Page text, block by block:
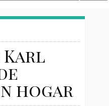
Karl
hogar